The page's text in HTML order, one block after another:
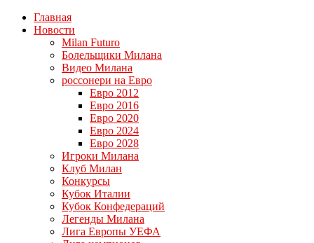
Главная
Новости
Milan Futuro
Болельщики Милана
Видео Милана
россонери на Евро
Евро 2012
Евро 2016
Евро 2020
Евро 2024
Евро 2028
Игроки Милана
Клуб Милан
Конкурсы
Кубок Италии
Кубок Конфедераций
Легенды Милана
Лига Европы УЕФА